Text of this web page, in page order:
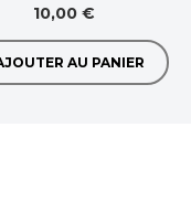
10,00 €
AU PANIER